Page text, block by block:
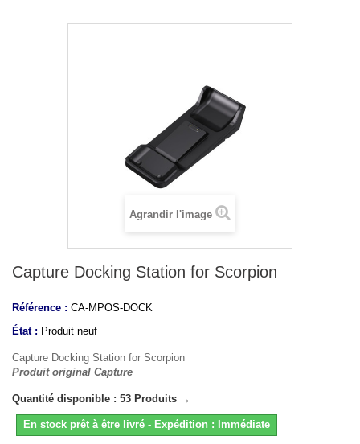
Agrandir l'image
Capture Docking Station for Scorpion
Référence : CA-MPOS-DOCK
État : Produit neuf
Capture Docking Station for Scorpion
Produit original Capture
Quantité disponible : 53 Produits →
En stock prêt à être livré - Expédition : Immédiate